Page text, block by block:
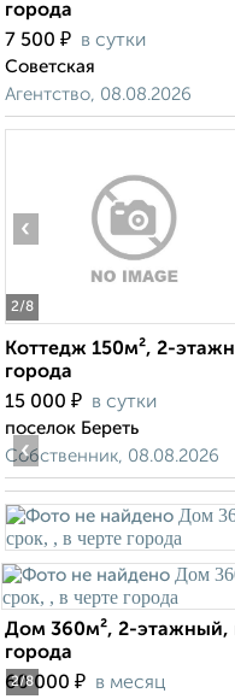
города
7 500 ₽ в сутки
Советская
Агентство, 08.08.2026
2/8
‹
Коттедж 150м², 2-
города
15 000 ₽ в сутки
поселок Береть
Собственник, 08.08.2026
2/8
‹
Дом 360м², 2-этажный,
города
60 000 ₽ в месяц